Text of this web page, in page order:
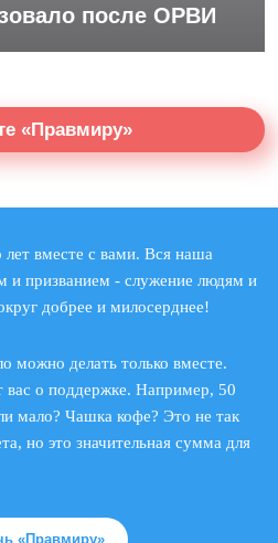
после ОРВИ
«Правмиру»
вместе с вами. Вся наша
и призванием - служение людям и
добрее и милосерднее!
можно делать только вместе.
о поддержке. Например, 50
мало? Чашка кофе? Это не так
но это значительная сумма для
«Правмиру»